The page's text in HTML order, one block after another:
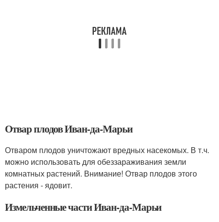
Отвар плодов Иван-да-Марьи
Отваром плодов уничтожают вредных насекомых. В т.ч.
можно использовать для обеззараживания земли
комнатных растений. Внимание! Отвар плодов этого
растения - ядовит.
Измельченные части Иван-да-Марьи